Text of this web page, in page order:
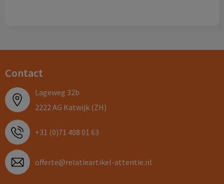
Contact
Lageweg 32b
2222 AG Katwijk (ZH)
+31 (0)71 408 01 63
offerte@relatieartikel-attentie.nl